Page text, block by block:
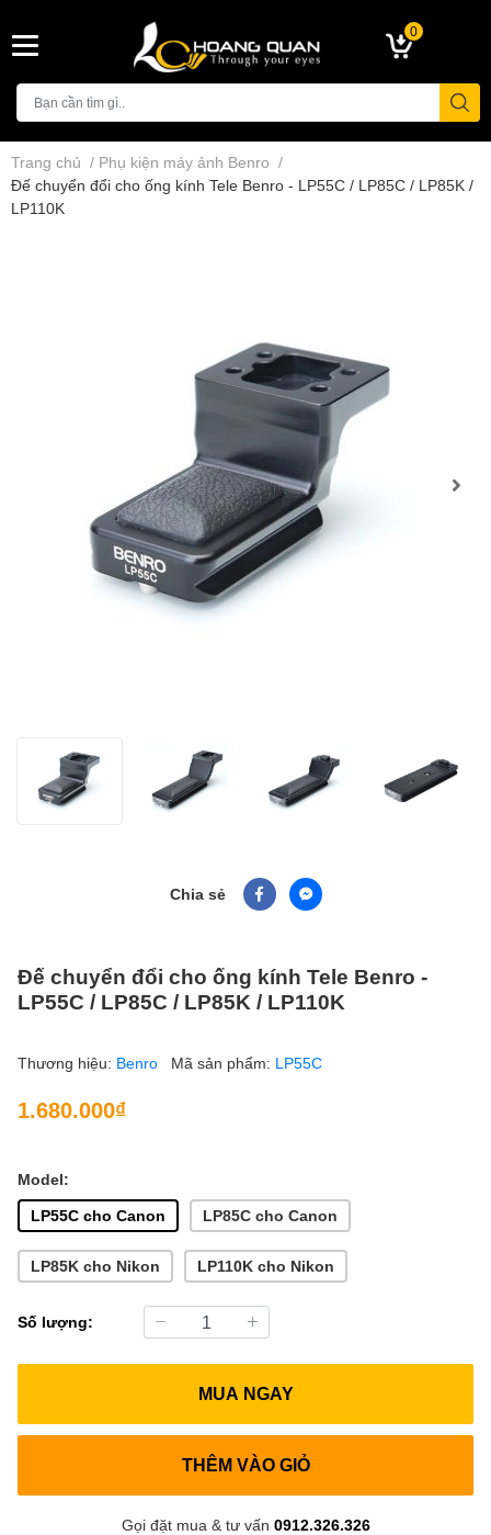
0
Trang chủ / Phụ kiện máy ảnh Benro /
Đế chuyển đổi cho ống kính Tele Benro - LP55C / LP85C / LP85K /
LP110K
Chia sẻ
Đế chuyển đổi cho ống kính Tele Benro -
LP55C / LP85C / LP85K / LP110K
Thương hiệu: Benro Mã sản phẩm: LP55C
1.680.000₫
Model:
LP55C cho Canon
LP85C cho Canon
LP85K cho Nikon LP110K cho Nikon
Số lượng:
MUA NGAY
THÊM VÀO GIỎ
Gọi đặt mua & tư vấn 0912.326.326